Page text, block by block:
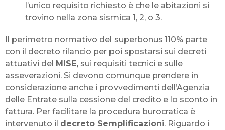
l’unico requisito richiesto è che le abitazioni si
trovino nella zona sismica 1, 2, o 3.
Il perimetro normativo del superbonus 110% parte
con il decreto rilancio per poi spostarsi sui decreti
attuativi del MISE, sui requisiti tecnici e sulle
asseverazioni. Si devono comunque prendere in
considerazione anche i provvedimenti dell’Agenzia
delle Entrate sulla cessione del credito e lo sconto in
fattura. Per facilitare la procedura burocratica è
intervenuto il decreto Semplificazioni. Riguardo i